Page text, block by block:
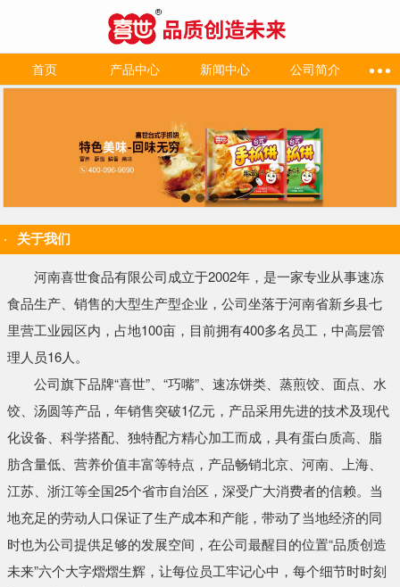
首页 产品中心 新闻中心 公司简介
关于我们
河南喜世食品有限公司成立于2002年，是一家专业从事速冻
食品生产、销售的大型生产型企业，公司坐落于河南省新乡县七
里营工业园区内，占地100亩，目前拥有400多名员工，中高层管
理人员16人。
公司旗下品牌“喜世”、“巧嘴”、速冻饼类、蒸煎饺、面点、水
饺、汤圆等产品，年销售突破1亿元，产品采用先进的技术及现代
化设备、科学搭配、独特配方精心加工而成，具有蛋白质高、脂
肪含量低、营养价值丰富等特点，产品畅销北京、河南、上海、
江苏、浙江等全国25个省市自治区，深受广大消费者的信赖。当
地充足的劳动人口保证了生产成本和产能，带动了当地经济的同
时也为公司提供足够的发展空间，在公司最醒目的位置“品质创造
未来”六个大字熠熠生辉，让每位员工牢记心中，每个细节时时刻